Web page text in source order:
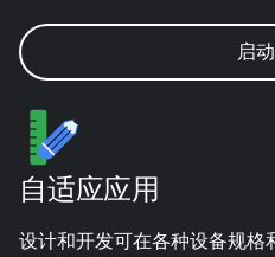
启动
自适应应用
设计和开发可在各种设备规格